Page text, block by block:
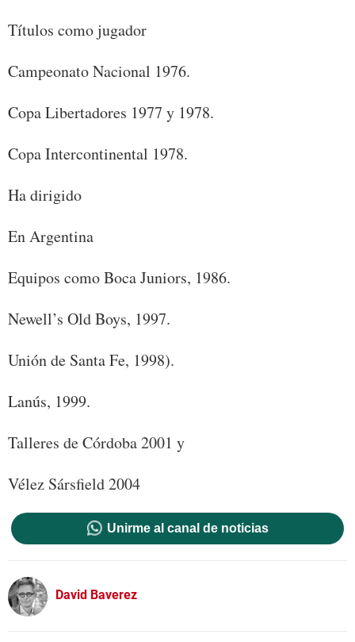
Títulos como jugador
Campeonato Nacional 1976.
Copa Libertadores 1977 y 1978.
Copa Intercontinental 1978.
Ha dirigido
En Argentina
Equipos como Boca Juniors, 1986.
Newell’s Old Boys, 1997.
Unión de Santa Fe, 1998).
Lanús, 1999.
Talleres de Córdoba 2001 y
Vélez Sársfield 2004
Unirme al canal de noticias
David Baverez